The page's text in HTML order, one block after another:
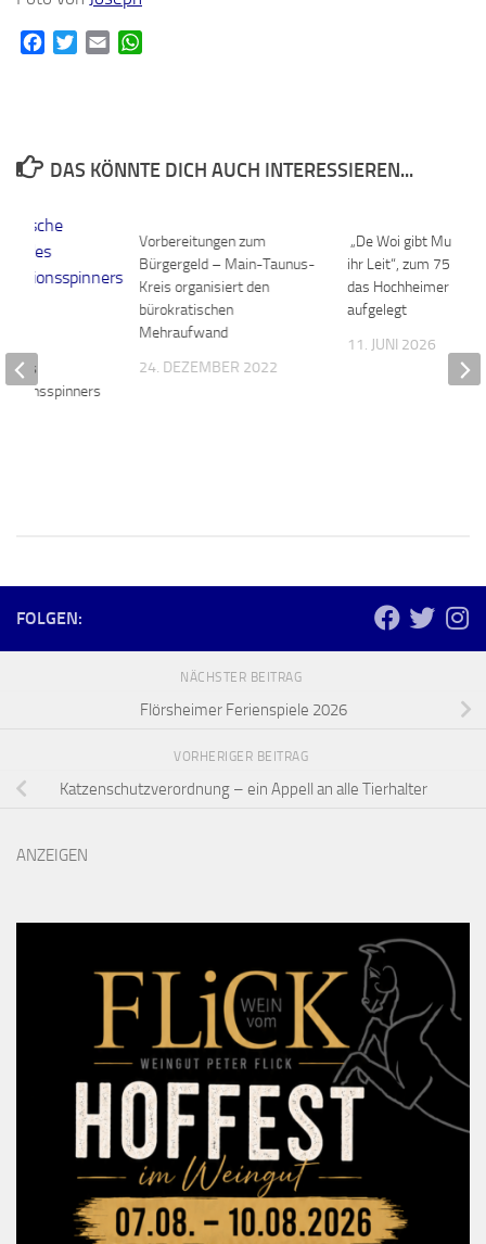
FacebookTwitterEmail
DAS KÖNNTE DICH AUCH INTERESSIEREN...
Vorbereitungen zum
Bürgergeld – Main-Taunus-
Kreis organisiert den
bürokratischen
Mehraufwand
24. DEZEMBER 2022
„De Woi gibt Mumm,
ihr Leit“, zum 75.
das Hochheimer Lied
aufgelegt
11. JUNI 2026
des
FOLGEN:
NÄCHSTER BEITRAG
Flörsheimer Ferienspiele 2026
VORHERIGER BEITRAG
Katzenschutzverordnung – ein Appell an alle Tierhalter
ANZEIGEN